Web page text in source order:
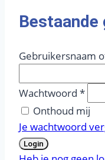
Bestaande
Gebruikersnaam
Wachtwoord *
Onthoud mij
Je wachtwoord
Login